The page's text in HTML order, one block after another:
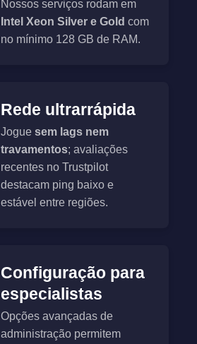
Nossos serviços rodam em
Intel Xeon Silver e Gold com
no mínimo 128 GB de RAM.
Rede ultrarrápida
Jogue sem lags nem
travamentos; avaliações
recentes no Trustpilot
destacam ping baixo e
estável entre regiões.
Configuração para
especialistas
Opções avançadas de
administração permitem